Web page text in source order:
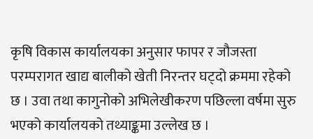
कृषि विकास कार्यालयका अनुसार फापर र जौजस्ता
परम्परागत खाद्य बालीको खेती निरन्तर घट्दो क्रममा रहेको
छ । उवा तथा कागुनोको अभिलेखीकरण पछिल्ला वर्षमा सुरु
भएको कार्यालयको तथ्याङ्कमा उल्लेख छ ।